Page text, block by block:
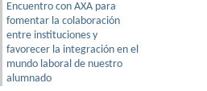
Encuentro con AXA para
fomentar la colaboración
entre instituciones y
favorecer la integración en el
mundo laboral de nuestro
alumnado